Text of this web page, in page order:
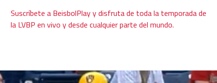
Suscríbete a BeisbolPlay y disfruta de toda la temporada de
la LVBP en vivo y desde cualquier parte del mundo.